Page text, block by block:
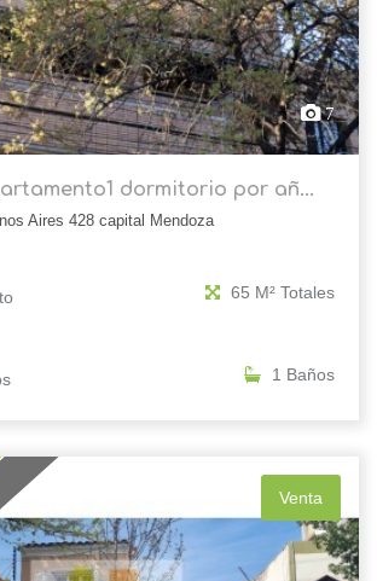
7
dormitorio por añ...
Aires 428 capital Mendoza
65 M² Totales
1 Baños
Venta